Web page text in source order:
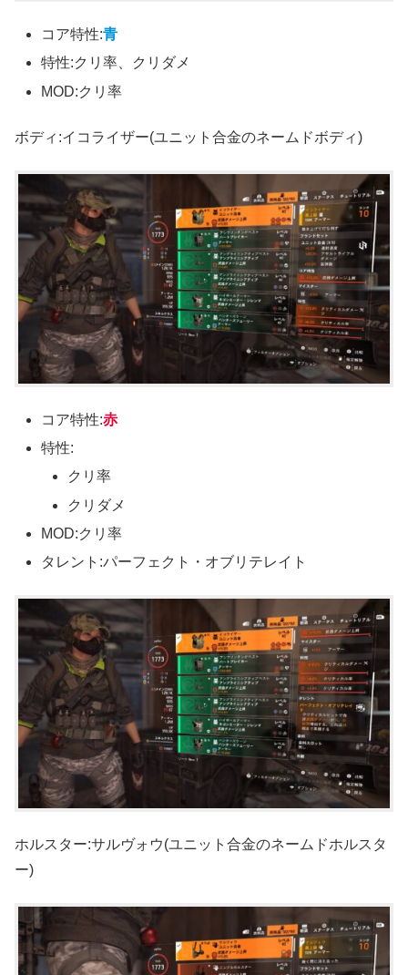
コア特性:青
特性:クリ率、クリダメ
MOD:クリ率
ボディ:イコライザー(ユニット合金のネームドボディ)
コア特性:赤
特性:
クリ率
クリダメ
MOD:クリ率
タレント:パーフェクト・オブリテレイト
ホルスター:サルヴォウ(ユニット合金のネームドホルスタ
ー)